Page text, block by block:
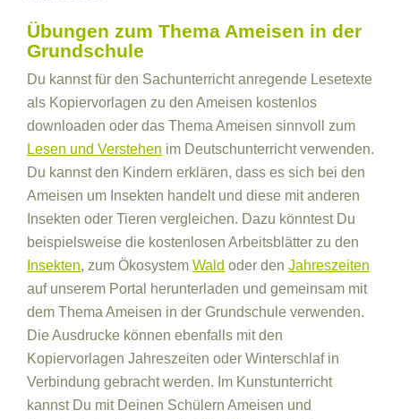
Übungen zum Thema Ameisen in der
Grundschule
Du kannst für den Sachunterricht anregende Lesetexte
als Kopiervorlagen zu den Ameisen kostenlos
downloaden oder das Thema Ameisen sinnvoll zum
Lesen und Verstehen im Deutschunterricht verwenden.
Du kannst den Kindern erklären, dass es sich bei den
Ameisen um Insekten handelt und diese mit anderen
Insekten oder Tieren vergleichen. Dazu könntest Du
beispielsweise die kostenlosen Arbeitsblätter zu den
Insekten, zum Ökosystem Wald oder den Jahreszeiten
auf unserem Portal herunterladen und gemeinsam mit
dem Thema Ameisen in der Grundschule verwenden.
Die Ausdrucke können ebenfalls mit den
Kopiervorlagen Jahreszeiten oder Winterschlaf in
Verbindung gebracht werden. Im Kunstunterricht
kannst Du mit Deinen Schülern Ameisen und